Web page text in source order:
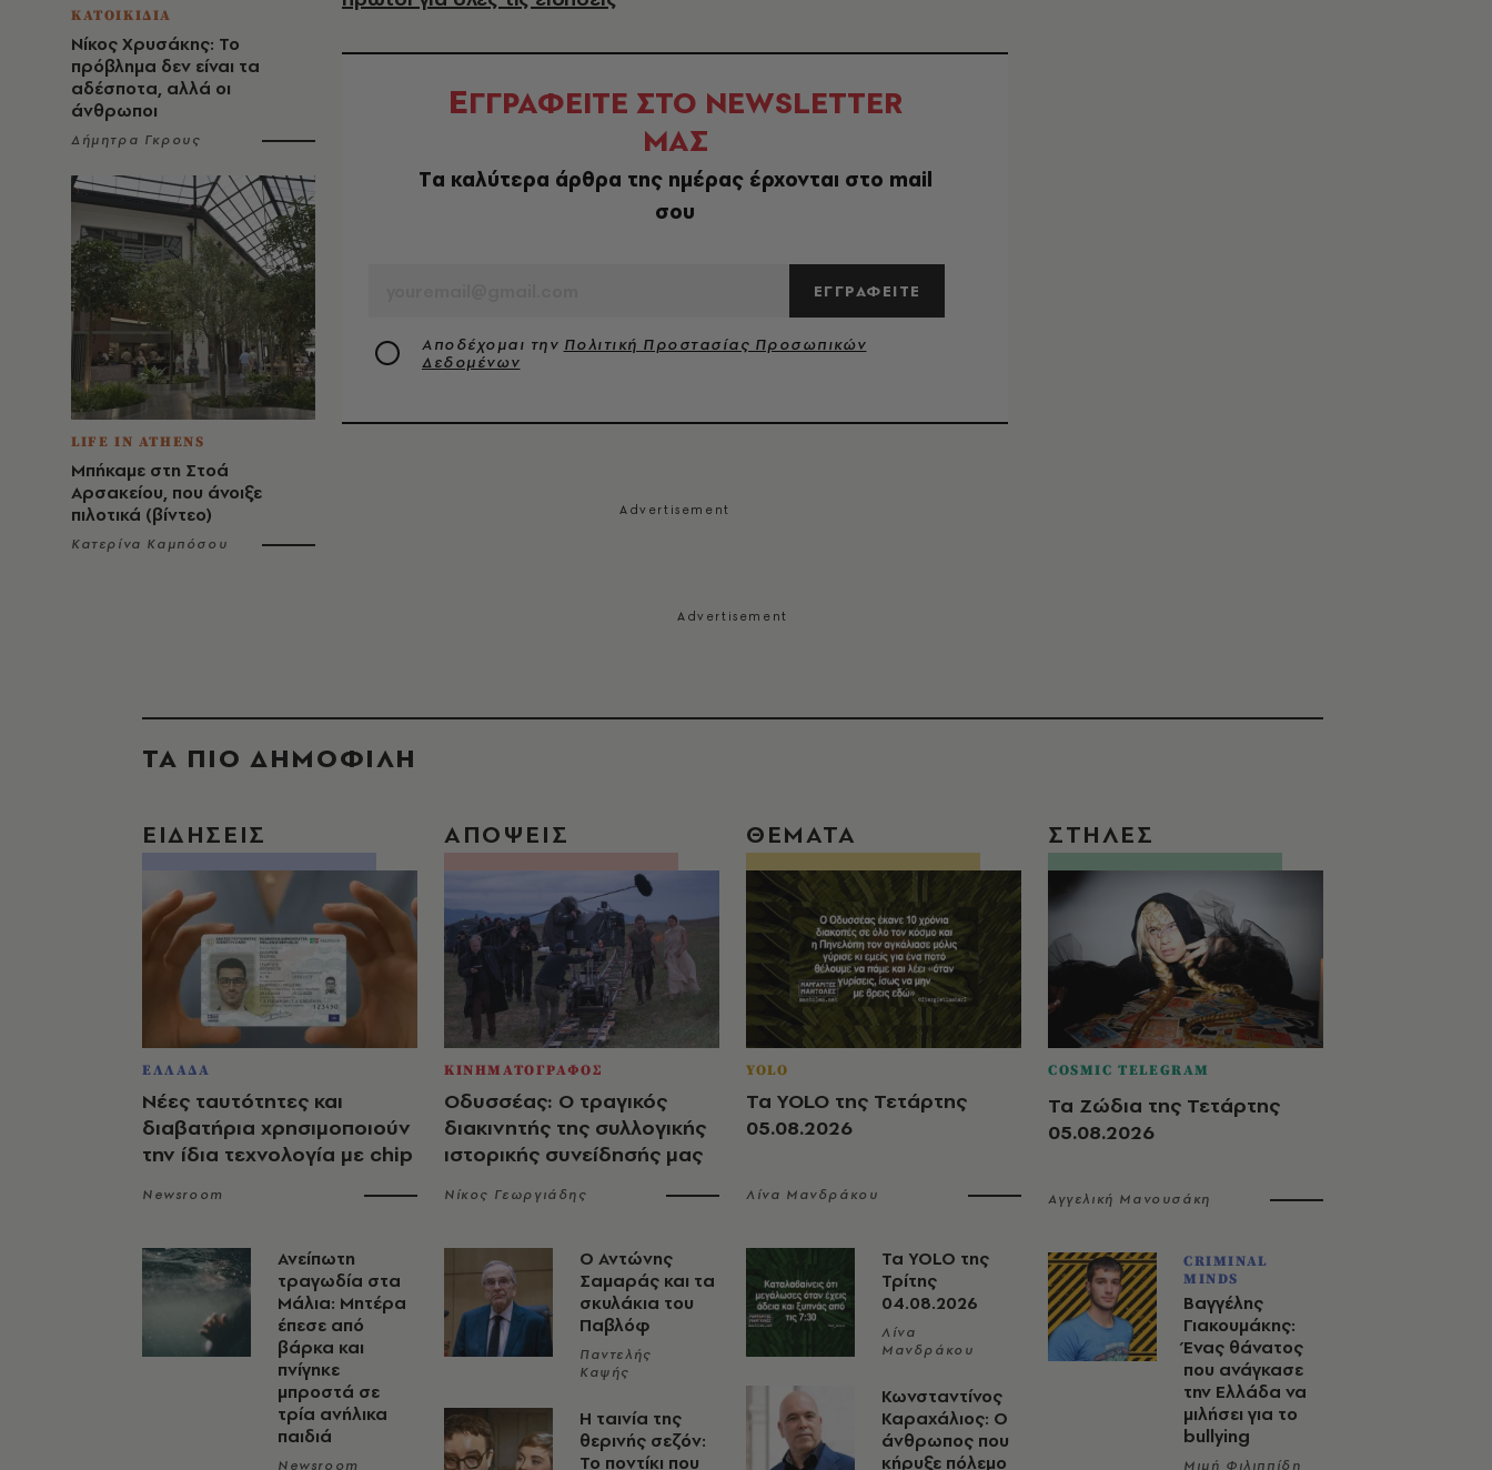
ΚΑΤΟΙΚΙΔΙΑ
Νίκος Χρυσάκης: Το
πρόβλημα δεν είναι τα
αδέσποτα, αλλά οι
άνθρωποι
Δήμητρα Γκρους
LIFE IN ATHENS
Μπήκαμε στη Στοά
Αρσακείου, που άνοιξε
πιλοτικά (βίντεο)
Κατερίνα Καμπόσου
ΕΓΓΡΑΦΕΙΤΕ ΣΤΟ NEWSLETTER
ΜΑΣ
Tα καλύτερα άρθρα της ημέρας έρχονται στο mail
σου
ΕΓΓΡΑΦΕΙΤΕ
Αποδέχομαι την Πολιτική Προστασίας Προσωπικών
Δεδομένων
ΤΑ ΠΙΟ ΔΗΜΟΦΙΛΗ
ΕΙΔΗΣΕΙΣ
ΕΛΛΑΔΑ
Νέες ταυτότητες και
διαβατήρια χρησιμοποιούν
την ίδια τεχνολογία με chip
Newsroom
Ανείπωτη
τραγωδία στα
Μάλια: Μητέρα
έπεσε από
βάρκα και
πνίγηκε
μπροστά σε
τρία ανήλικα
παιδιά
Newsroom
ΑΠΟΨΕΙΣ
ΚΙΝΗΜΑΤΟΓΡΑΦΟΣ
Οδυσσέας: Ο τραγικός
διακινητής της συλλογικής
ιστορικής συνείδησής μας
Νίκος Γεωργιάδης
Ο Αντώνης
Σαμαράς και τα
σκυλάκια του
Παβλόφ
Παντελής
Καψής
Η ταινία της
θερινής σεζόν:
Το ποντίκι που
ΘΕΜΑΤΑ
YOLO
Τα YOLO της Τετάρτης
05.08.2026
Λίνα Μανδράκου
Τα YOLO της
Τρίτης
04.08.2026
Λίνα
Μανδράκου
Κωνσταντίνος
Καραχάλιος: Ο
άνθρωπος που
κήρυξε πόλεμο
ΣΤΗΛΕΣ
COSMIC TELEGRAM
Τα Ζώδια της Τετάρτης
05.08.2026
Αγγελική Μανουσάκη
CRIMINAL
MINDS
Βαγγέλης
Γιακουμάκης:
Ένας θάνατος
που ανάγκασε
την Ελλάδα να
μιλήσει για το
bullying
Μιμή Φιλιππίδη